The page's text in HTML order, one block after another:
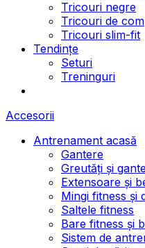
Tricouri negre
Tricouri de
Tricouri slim-fit
Tendințe
Seturi
Treninguri
Accesorii
Antrenament acasă
Gantere
Greutăți și
Extensoare și
Mingi fitness și
Saltele fitness
Bare fitness și
Sistem de